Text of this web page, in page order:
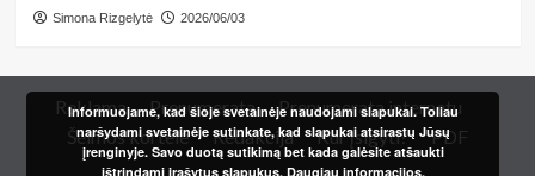
Simona Rizgelytė 2026/06/03
Reklama Prenumerata
Prenumerata internetu
Šeimos kortelė
Redakcija Kur įsigyti? PDF
Informuojame, kad šioje svetainėje naudojami slapukai. Toliau
naršydami svetainėje sutinkate, kad slapukai atsirastų Jūsų
įrenginyje. Savo duotą sutikimą bet kada galėsite atšaukti
ištrindami įrašytus slapukus. Daugiau informacijos.